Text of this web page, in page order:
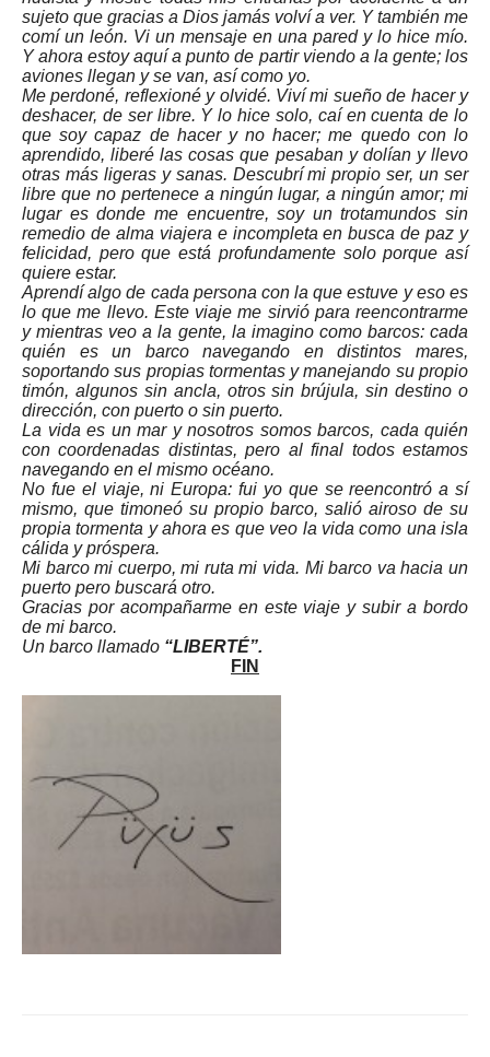
sujeto que gracias a Dios jamás volví a ver. Y también me
comí un león. Vi un mensaje en una pared y lo hice mío.
Y ahora estoy aquí a punto de partir viendo a la gente; los
aviones llegan y se van, así como yo.
Me perdoné, reflexioné y olvidé. Viví mi sueño de hacer y
deshacer, de ser libre. Y lo hice solo, caí en cuenta de lo
que soy capaz de hacer y no hacer; me quedo con lo
aprendido, liberé las cosas que pesaban y dolían y llevo
otras más ligeras y sanas. Descubrí mi propio ser, un ser
libre que no pertenece a ningún lugar, a ningún amor; mi
lugar es donde me encuentre, soy un trotamundos sin
remedio de alma viajera e incompleta en busca de paz y
felicidad, pero que está profundamente solo porque así
quiere estar.
Aprendí algo de cada persona con la que estuve y eso es
lo que me llevo. Este viaje me sirvió para reencontrarme
y mientras veo a la gente, la imagino como barcos: cada
quién es un barco navegando en distintos mares,
soportando sus propias tormentas y manejando su propio
timón, algunos sin ancla, otros sin brújula, sin destino o
dirección, con puerto o sin puerto.
La vida es un mar y nosotros somos barcos, cada quién
con coordenadas distintas, pero al final todos estamos
navegando en el mismo océano.
No fue el viaje, ni Europa: fui yo que se reencontró a sí
mismo, que timoneó su propio barco, salió airoso de su
propia tormenta y ahora es que veo la vida como una isla
cálida y próspera.
Mi barco mi cuerpo, mi ruta mi vida. Mi barco va hacia un
puerto pero buscará otro.
Gracias por acompañarme en este viaje y subir a bordo
de mi barco.
Un barco llamado “LIBERTÉ”.
FIN